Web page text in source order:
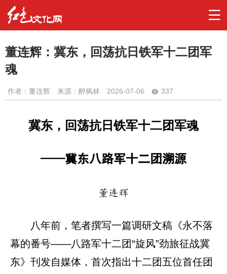
董连辉：冀东，回荡抗日铁军十二团军
魂
作者： 董连辉 来源：醉枫林 2026-07-06 337
冀东，回荡抗日铁军十二团军魂
——冀东八路军十二团溯源
董连辉
八年前，笔者撰写一篇调研文稿《永不落
幕的番号——八路军十二团“旋风”劲旅征战冀
东》刊发自媒体，首次指出十二团五位首任团